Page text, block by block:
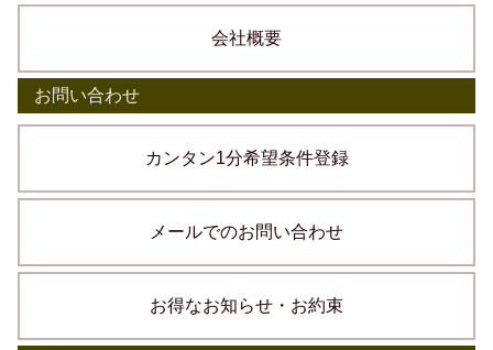
会社概要
お問い合わせ
カンタン1分希望条件登録
メールでのお問い合わせ
お得なお知らせ・お約束